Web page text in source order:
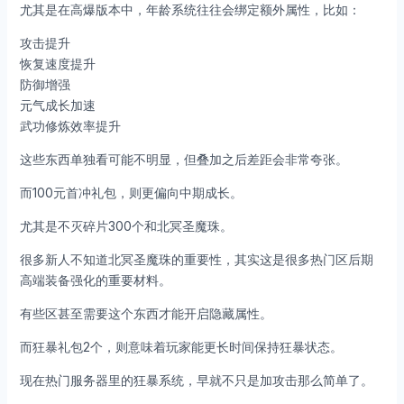
尤其是在高爆版本中，年龄系统往往会绑定额外属性，比如：
攻击提升
恢复速度提升
防御增强
元气成长加速
武功修炼效率提升
这些东西单独看可能不明显，但叠加之后差距会非常夸张。
而100元首冲礼包，则更偏向中期成长。
尤其是不灭碎片300个和北冥圣魔珠。
很多新人不知道北冥圣魔珠的重要性，其实这是很多热门区后期
高端装备强化的重要材料。
有些区甚至需要这个东西才能开启隐藏属性。
而狂暴礼包2个，则意味着玩家能更长时间保持狂暴状态。
现在热门服务器里的狂暴系统，早就不只是加攻击那么简单了。